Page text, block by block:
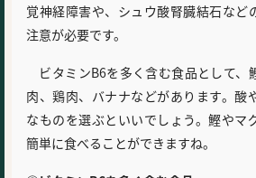
覚神経障害や、シュウ酸腎臓結石など
注意が必要です。
ビタミンB6を多く含む食品として、
肉、鶏肉、バナナなどがあります。酸
なものを選ぶといいでしょう。鰹やマ
簡単に食べることができますね。